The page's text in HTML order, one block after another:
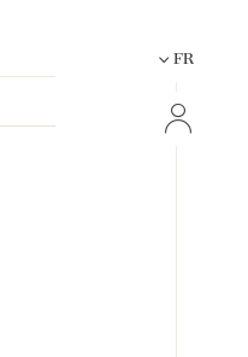
FR